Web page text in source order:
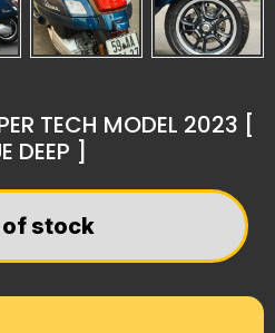
TECH MODEL 2023 [
DEEP ]
of stock